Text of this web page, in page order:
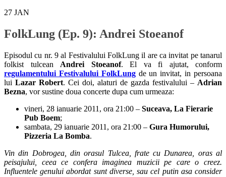
27 JAN
FolkLung (Ep. 9): Andrei Stoeanof
Episodul cu nr. 9 al Festivalului FolkLung il are ca invitat pe tanarul
folkist tulcean Andrei Stoeanof. El va fi ajutat, conform
regulamentului Festivalului FolkLung de un invitat, in persoana
lui Lazar Robert. Cei doi, alaturi de gazda festivalului – Adrian
Bezna, vor sustine doua concerte dupa cum urmeaza:
vineri, 28 ianuarie 2011, ora 21:00 – Suceava, La Fierarie
Pub Boem;
sambata, 29 ianuarie 2011, ora 21:00 – Gura Humorului,
Pizzeria La Bomba.
Vin din Dobrogea, din orasul Tulcea, frate cu Dunarea, oras al
peisajului, ceea ce confera imaginea muzicii pe care o creez.
Influentele genului abordat sunt diverse, sau cel putin asa consider